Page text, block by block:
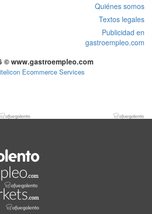
Quiénes somos
Textos legales
Publicidad en
gastroempleo.com
© www.gastroempleo.com
Ecommerce Services